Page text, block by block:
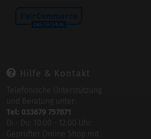
Hilfe & Kontakt
Telefonische Unterstützung
und Beratung unter:
Tel: 033679 757871
Di - Do: 10:00 - 12:00 Uhr
Geprüfter Online Shop mit